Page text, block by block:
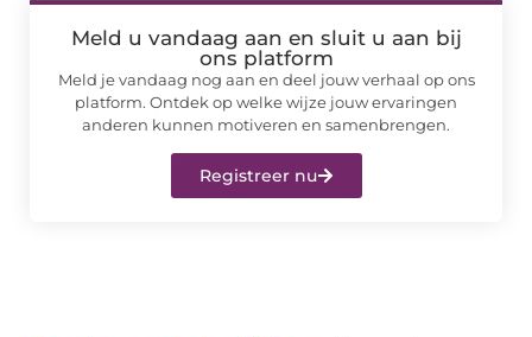
Meld u vandaag aan en sluit u aan bij
ons platform
Meld je vandaag nog aan en deel jouw verhaal op ons
platform. Ontdek op welke wijze jouw ervaringen
anderen kunnen motiveren en samenbrengen.
Registreer nu